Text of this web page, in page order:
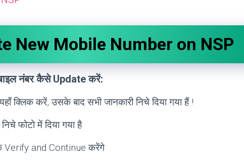
New Mobile Number on NSP
नंबर कैसे Update करें:
क्लिक करें, उसके बाद सभी जानकारी निचे दिया गया हैं !
फोटो में दिया गया है
and Continue करेंगे